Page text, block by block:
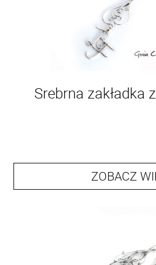
Srebrna zakładka
ZOBACZ